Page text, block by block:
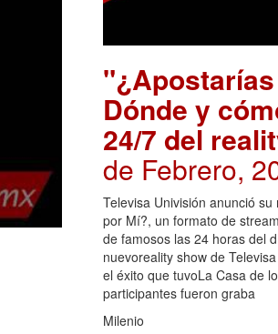
Dónde y
24/7 del
de Febrero,
Televisa Univisión anunció
por Mí?, un formato de
de famosos las 24 horas del
nuevoreality show de
el éxito que tuvoLa Casa de
participantes fueron graba
Milenio